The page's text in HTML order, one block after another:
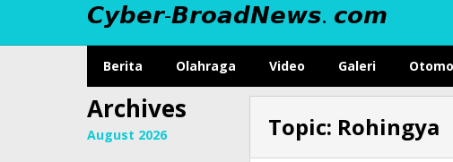
content
𝘾𝙮𝙗𝙚𝙧-𝘽𝙧𝙤𝙖𝙙𝙉𝙚𝙬𝙨. 𝙘𝙤𝙢
Berita Olahraga Video Galeri
Archives
August 2026 Topic: Rohingya